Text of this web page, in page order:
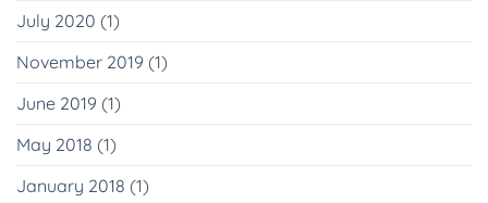
July 2020 (1)
November 2019 (1)
June 2019 (1)
May 2018 (1)
January 2018 (1)